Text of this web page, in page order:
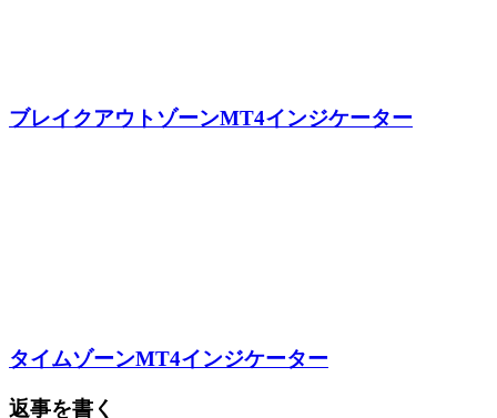
ブレイクアウトゾーンMT4インジケーター
タイムゾーンMT4インジケーター
返事を書く